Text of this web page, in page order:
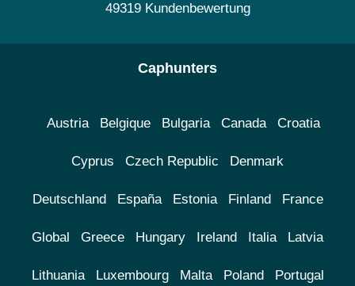
49319 Kundenbewertung
Caphunters
Austria Belgique Bulgaria Canada Croatia
Cyprus Czech Republic Denmark
Deutschland España Estonia Finland France
Global Greece Hungary Ireland Italia Latvia
Lithuania Luxembourg Malta Poland Portugal